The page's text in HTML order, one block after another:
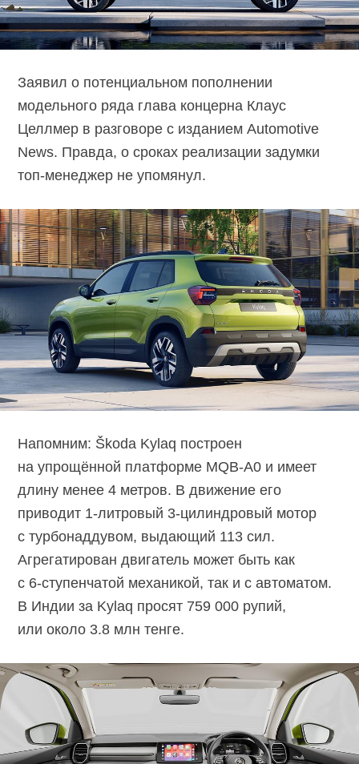
Заявил о потенциальном пополнении
модельного ряда глава концерна Клаус
Целлмер в разговоре с изданием Automotive
News. Правда, о сроках реализации задумки
топ-менеджер не упомянул.
Напомним: Škoda Kylaq построен
на упрощённой платформе MQB-A0 и имеет
длину менее 4 метров. В движение его
приводит 1-литровый 3-цилиндровый мотор
с турбонаддувом, выдающий 113 сил.
Агрегатирован двигатель может быть как
с 6-ступенчатой механикой, так и с автоматом.
В Индии за Kylaq просят 759 000 рупий,
или около 3.8 млн тенге.